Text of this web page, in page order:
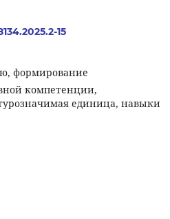
15
формирование
компетенции,
единица, навыки